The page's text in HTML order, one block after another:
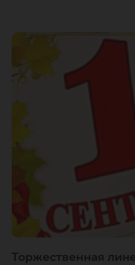
Торжественная